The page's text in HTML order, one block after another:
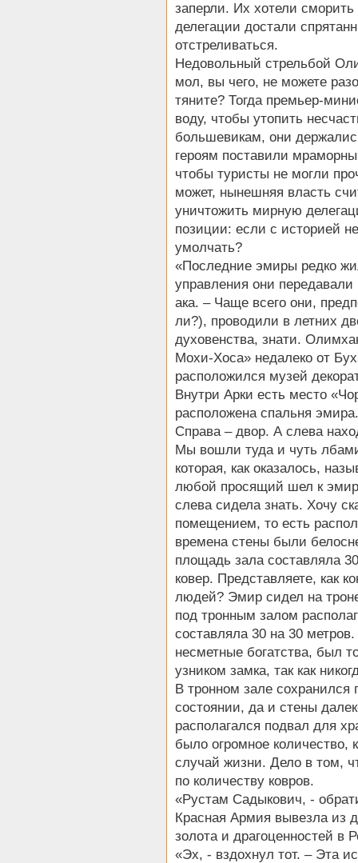
заперли. Их хотели
делегации достали
отстреливаться.
Недовольный стрельбой
мол, вы чего, не можете
тяните? Тогда премьер-
воду, чтобы утопить
большевикам, они
героям поставили
чтобы туристы не могли
может, нынешняя власть
уничтожить мирную
позиции: если с историей
умолчать?
«Последние эмиры редко
управления они
ака. – Чаще всего они,
ли?), проводили в летних
духовенства, знати.
Мохи-Хоса» недалеко от
расположился музей
Внутри Арки есть место
расположена спальня
Справа – двор. А слева
Мы вошли туда и чуть
которая, как оказалось,
любой просящий шел к
слева сидела знать. Хочу
помещением, то есть
времена стены были
площадь зала составляла
ковер. Представляете, как
людей? Эмир сидел на
под тронным залом
составляла 30 на 30
несметные богатства, был
узником замка, так как
В тронном зале
состоянии, да и стены
располагался подвал для
было огромное количество,
случай жизни. Дело в том,
по количеству ковров.
«Рустам Садыкович, -
Красная Армия вывезла из
золота и драгоценностей в
«Эх, - вздохнул тот. – Эта